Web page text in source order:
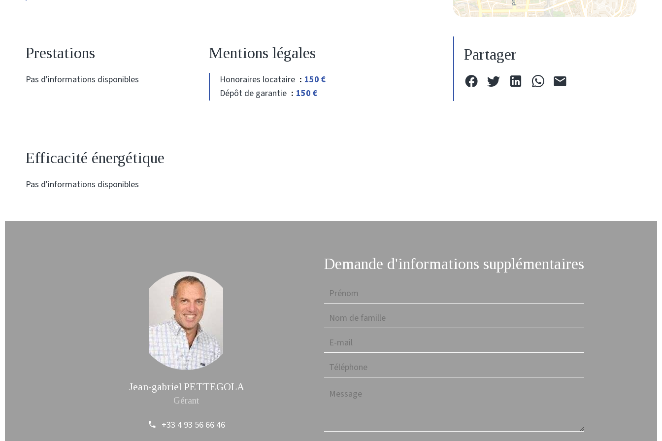
Prestations
Pas d'informations disponibles
Mentions légales
Honoraires locataire
150 €
Dépôt de garantie
150 €
Efficacité énergétique
Pas d'informations disponibles
Partager
Jean-gabriel PETTEGOLA
Gérant
+33 4 93 56 66 46
Demande d'informations supplémentaires